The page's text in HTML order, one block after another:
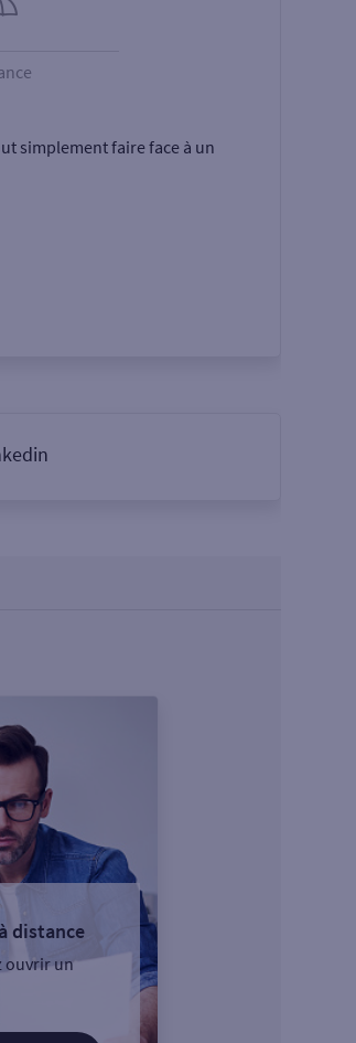
simplement faire face à un
distance
ouvrir un